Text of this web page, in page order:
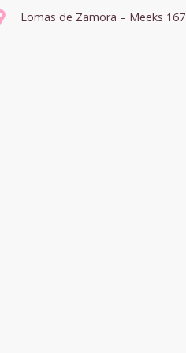
Lomas de Zamora – Meeks 167